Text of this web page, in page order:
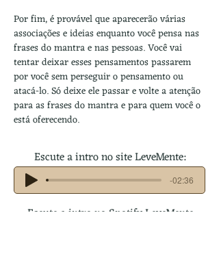
Por fim, é provável que aparecerão várias
associações e ideias enquanto você pensa nas
frases do mantra e nas pessoas. Você vai
tentar deixar esses pensamentos passarem
por você sem perseguir o pensamento ou
atacá-lo. Só deixe ele passar e volte a atenção
para as frases do mantra e para quem você o
está oferecendo.
Escute a intro no site LeveMente:
-02:36
Escute a intro no Spotify LeveMente: